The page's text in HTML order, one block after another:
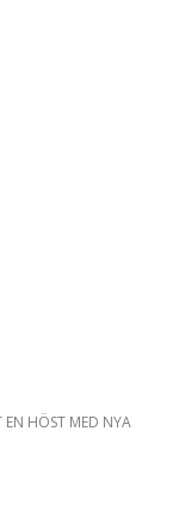
EN HÖST MED NYA